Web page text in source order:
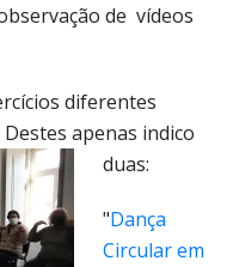
de vídeos
diferentes
Destes apenas indico
duas:
"Dança
Circular em